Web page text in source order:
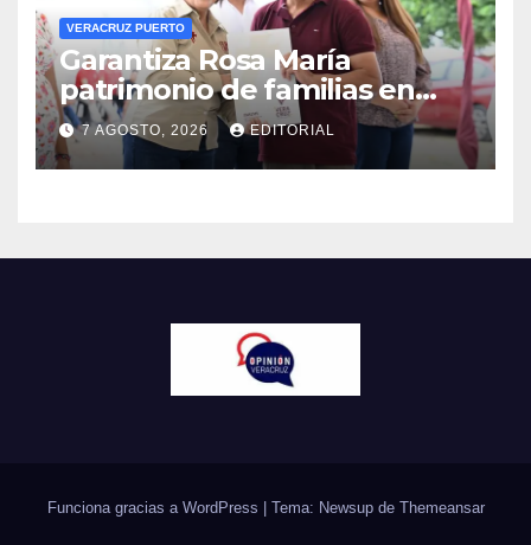
VERACRUZ PUERTO
Garantiza Rosa María
patrimonio de familias en
colonias de Veracruz con
entrega de escrituras
7 AGOSTO, 2026 EDITORIAL
Funciona gracias a WordPress Tema: Newsup de Themeansar